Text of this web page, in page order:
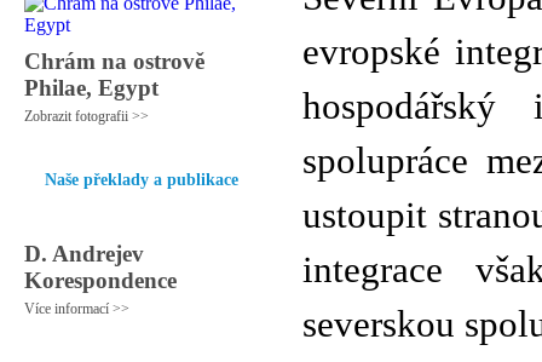
Chrám na ostrově
Philae, Egypt
Zobrazit fotografii >>
Naše překlady a publikace
D. Andrejev
Korespondence
Více informací >>
evropské
spolupráce
ustoupit
integrace
severskou